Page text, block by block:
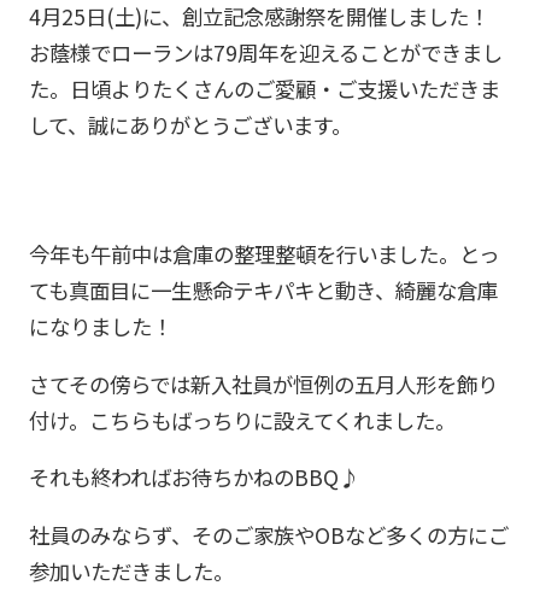
4月25日(土)に、創立記念感謝祭を開催しました！
お蔭様でローランは79周年を迎えることができまし
た。日頃よりたくさんのご愛顧・ご支援いただきま
して、誠にありがとうございます。
今年も午前中は倉庫の整理整頓を行いました。とっ
ても真面目に一生懸命テキパキと動き、綺麗な倉庫
になりました！
さてその傍らでは新入社員が恒例の五月人形を飾り
付け。こちらもばっちりに設えてくれました。
それも終わればお待ちかねのBBQ♪
社員のみならず、そのご家族やOBなど多くの方にご
参加いただきました。